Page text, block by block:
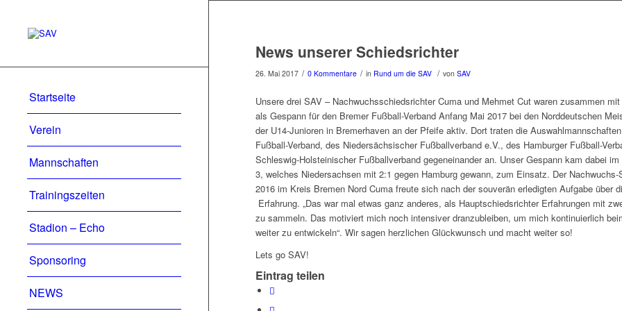
Startseite
Verein
Mannschaften
Trainingszeiten
Stadion – Echo
Sponsoring
NEWS
News unserer Schiedsrichter
26. Mai 2017 / 0 Kommentare / in Rund um die SAV / von SAV
Unsere drei SAV – Nachwuchsschiedsrichter Cuma und Mehmet Cut waren zusammen
als Gespann für den Bremer Fußball-Verband Anfang Mai 2017 bei den Norddeutschen
der U14-Junioren in Bremerhaven an der Pfeife aktiv. Dort traten die
Fußball-Verband, des Niedersächsischer Fußballverband e.V., des Hamburger Fußball-
Schleswig-Holsteinischer Fußballverband gegeneinander an. Unser Gespann kam dabei
3, welches Niedersachsen mit 2:1 gegen Hamburg gewann, zum Einsatz. Der Nachwuchs-
2016 im Kreis Bremen Nord Cuma freute sich nach der souverän erledigten Aufgabe über
Erfahrung. „Das war mal etwas ganz anderes, als Hauptschiedsrichter Erfahrungen mit
zu sammeln. Das motiviert mich noch intensiver dranzubleiben, um mich kontinuierlich
weiter zu entwickeln“. Wir sagen herzlichen Glückwunsch und macht weiter so!
Lets go SAV!
Eintrag teilen